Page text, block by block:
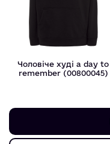
Чоловіче худі a day to
remember (00800045)